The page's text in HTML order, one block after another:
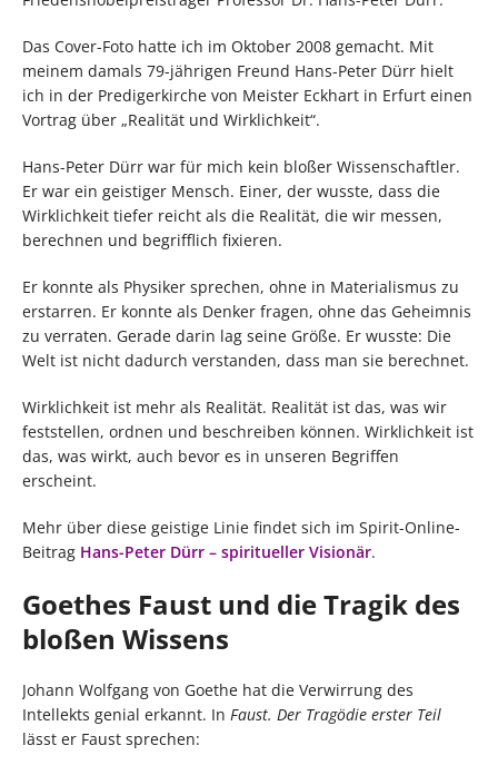
Das Cover-Foto hatte ich im Oktober 2008 gemacht. Mit
meinem damals 79-jährigen Freund Hans-Peter Dürr hielt
ich in der Predigerkirche von Meister Eckhart in Erfurt einen
Vortrag über „Realität und Wirklichkeit“.
Hans-Peter Dürr war für mich kein bloßer Wissenschaftler.
Er war ein geistiger Mensch. Einer, der wusste, dass die
Wirklichkeit tiefer reicht als die Realität, die wir messen,
berechnen und begrifflich fixieren.
Er konnte als Physiker sprechen, ohne in Materialismus zu
erstarren. Er konnte als Denker fragen, ohne das Geheimnis
zu verraten. Gerade darin lag seine Größe. Er wusste: Die
Welt ist nicht dadurch verstanden, dass man sie berechnet.
Wirklichkeit ist mehr als Realität. Realität ist das, was wir
feststellen, ordnen und beschreiben können. Wirklichkeit ist
das, was wirkt, auch bevor es in unseren Begriffen
erscheint.
Mehr über diese geistige Linie findet sich im Spirit-Online-
Beitrag Hans-Peter Dürr – spiritueller Visionär.
Goethes Faust und die Tragik des
bloßen Wissens
Johann Wolfgang von Goethe hat die Verwirrung des
Intellekts genial erkannt. In Faust. Der Tragödie erster Teil
lässt er Faust sprechen: